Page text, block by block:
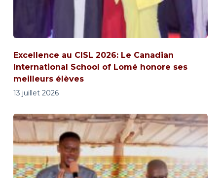
Excellence au CISL 2026: Le Canadian
International School of Lomé honore ses
meilleurs élèves
13 juillet 2026